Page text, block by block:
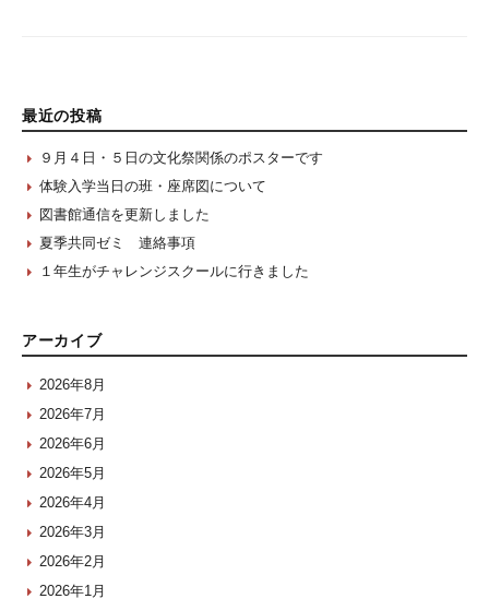
最近の投稿
９月４日・５日の文化祭関係のポスターです
体験入学当日の班・座席図について
図書館通信を更新しました
夏季共同ゼミ 連絡事項
１年生がチャレンジスクールに行きました
アーカイブ
2026年8月
2026年7月
2026年6月
2026年5月
2026年4月
2026年3月
2026年2月
2026年1月